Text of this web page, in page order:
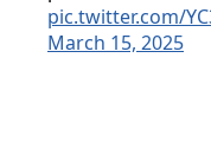
pic.twitter.com/
March 15, 2025